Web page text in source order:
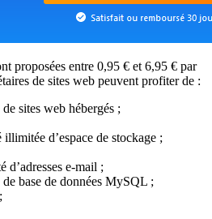
proposées entre 0,95 € et 6,95 € par
de sites web peuvent profiter de :
sites web hébergés ;
d’espace de stockage ;
d’adresses e-mail ;
base de données MySQL ;